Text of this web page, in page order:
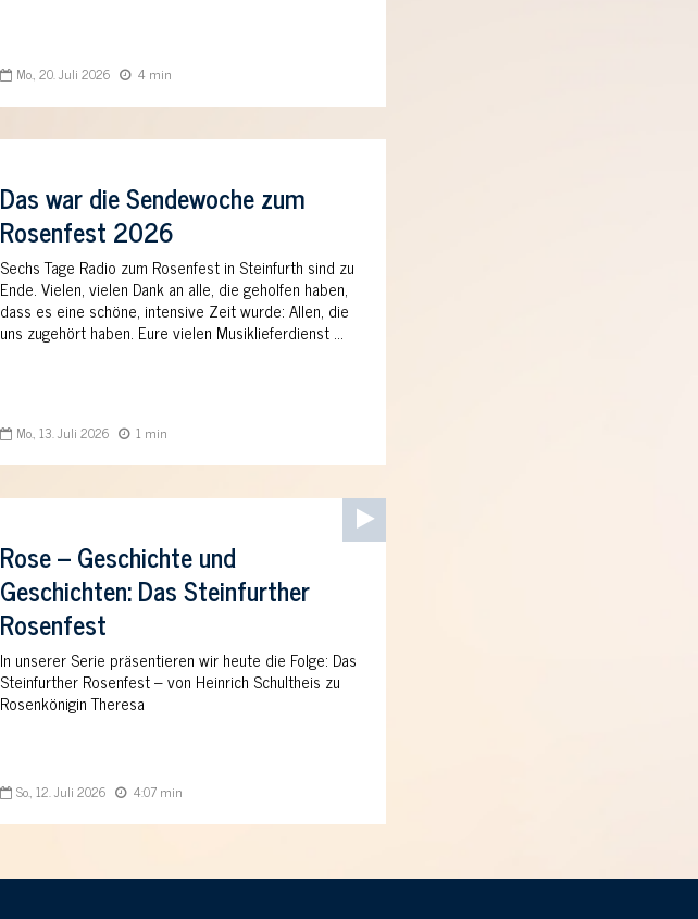
Mo., 20. Juli 2026 4 min
Das war die Sendewoche zum
Rosenfest 2026
Sechs Tage Radio zum Rosenfest in Steinfurth sind zu
Ende. Vielen, vielen Dank an alle, die geholfen haben,
dass es eine schöne, intensive Zeit wurde: Allen, die
uns zugehört haben. Eure vielen Musiklieferdienst …
Mo., 13. Juli 2026 1 min
Audio-
Player
Rose – Geschichte und
Geschichten: Das Steinfurther
Rosenfest
In unserer Serie präsentieren wir heute die Folge: Das
Steinfurther Rosenfest – von Heinrich Schultheis zu
Rosenkönigin Theresa
So., 12. Juli 2026 4:07 min